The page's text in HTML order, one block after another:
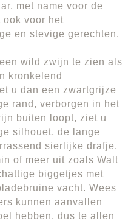
met name voor de
ook voor het
en stevige gerechten.
wild zwijn te zien als
kronkelend
u dan een zwartgrijze
rand, verborgen in het
buiten loopt, ziet u
silhouet, de lange
sierlijke drafje.
of meer uit zoals Walt
biggetjes met
vacht. Wees
kunnen aanvallen
hebben, dus te allen